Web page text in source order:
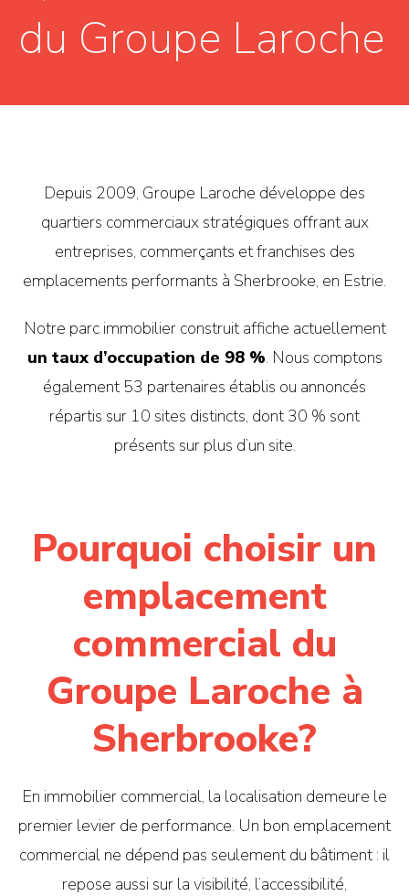
Depuis 2009, Groupe Laroche développe des
quartiers commerciaux stratégiques offrant aux
entreprises, commerçants et franchises des
emplacements performants à Sherbrooke, en Estrie.
Notre parc immobilier construit affiche actuellement
un taux d’occupation de 98 %. Nous comptons
également 53 partenaires établis ou annoncés
répartis sur 10 sites distincts, dont 30 % sont
présents sur plus d’un site.
Pourquoi choisir un
emplacement
commercial du
Groupe Laroche à
Sherbrooke?
En immobilier commercial, la localisation demeure le
premier levier de performance. Un bon emplacement
commercial ne dépend pas seulement du bâtiment : il
repose aussi sur la visibilité, l’accessibilité,